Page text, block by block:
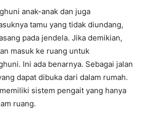
anak-anak dan juga
tamu yang tidak diundang,
pada jendela. Jika demikian,
masuk ke ruang untuk
Ini ada benarnya. Sebagai jalan
dapat dibuka dari dalam rumah.
sistem pengait yang hanya
ruang.